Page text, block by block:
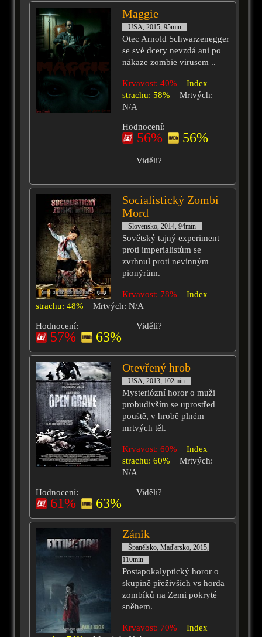
Maggie
USA, 2015, 95min
Otec Arnold Schwarzenegger
se své dcery nevzdá ani po
nákaze zombie virusem ..
Krvavost: 40%
Index
strachu: 58%
Mrtvých:
N/A
Hodnocení:
56% 56%
Viděli?
Socialistický Zombi
Mord
Slovensko, 2014, 94min
Sovětský tajný experiment
proti imperialistům se
zvrhnul proti nevinným
pionýrům.
Krvavost: 78%
Index
strachu: 48%
Mrtvých: N/A
Hodnocení:
57% 63%
Viděli?
Otevřený hrob
USA, 2013, 102min
Mysteriózní horor o muži
probudivším se uprostřed
pouště, v hrobě plném
mrtvých těl.
Krvavost: 60%
Index
strachu: 60%
Mrtvých:
N/A
Hodnocení:
61% 63%
Viděli?
Zánik
Španělsko, Maďarsko, 2015,
110min
Postapokalyptický horor o
skupině přeživších vs horda
zombíků na Zemi pokryté
sněhem.
Krvavost: 70%
Index